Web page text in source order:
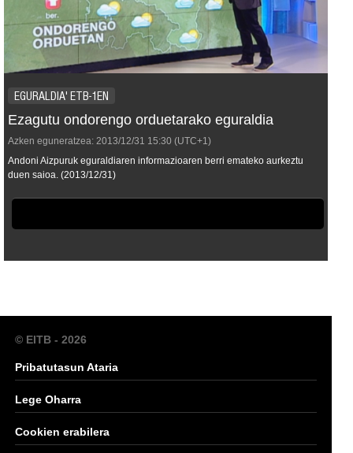
EGURALDIA' ETB-1EN
Ezagutu ondorengo orduetarako eguraldia
Azken eguneratzea: 2013/12/31 15:30 (UTC+1)
Andoni Aizpuruk eguraldiaren informazioaren berri emateko aurkeztu
duen saioa. (2013/12/31)
© EITB - 2026
Pribatutasun Ataria
Lege Oharra
Cookien erabilera